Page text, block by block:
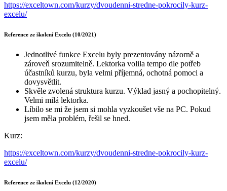
https://exceltown.com/kurzy/dvoudenni-stredne-pokrocily-kurz-
excelu/
Reference ze školení Excelu (10/2021)
Jednotlivé funkce Excelu byly prezentovány názorně a
zároveň srozumitelně. Lektorka volila tempo dle potřeb
účastníků kurzu, byla velmi příjemná, ochotná pomoci a
dovysvětlit.
Skvěle zvolená struktura kurzu. Výklad jasný a pochopitelný.
Velmi milá lektorka.
Líbilo se mi že jsem si mohla vyzkoušet vše na PC. Pokud
jsem měla problém, řešil se hned.
Kurz:
https://exceltown.com/kurzy/dvoudenni-stredne-pokrocily-kurz-
excelu/
Reference ze školení Excelu (12/2020)